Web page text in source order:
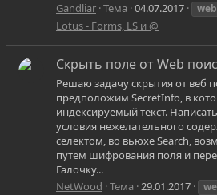
Gandliar Тема 04.07.2017 web
Lotus - Forms, LS и @
Скрыть поле от Web
Решаю задачу скрытия от веб
предположим SecretInfo, в
индексируемый текст.
условия нежелательного
селектом, во вьюхе Search,
путем шифрования поля и
Галочку...
NetWood Тема 29.01.2017